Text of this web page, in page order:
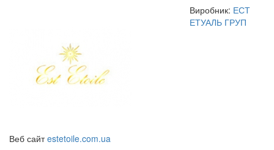
Виробник: ЕСТ
ЕТУАЛЬ ГРУП
Веб сайтestetoile.com.ua